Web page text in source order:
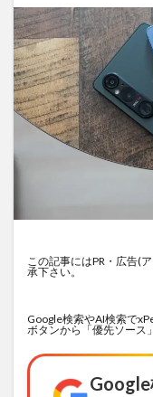
この記事にはPR・広告(
承下さい。
Google検索やAI検索で
ボタンから「優先ソース